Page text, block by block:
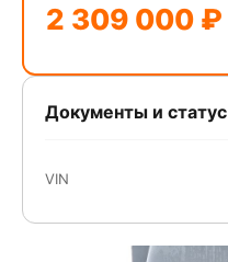
2 309 000 ₽
Документы и статус
VIN